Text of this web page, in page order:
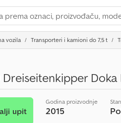
vozila Transporteri i kamioni do 7,5 t
Dreiseitenkipper Doka
upit
Godina proizvodnje
2015